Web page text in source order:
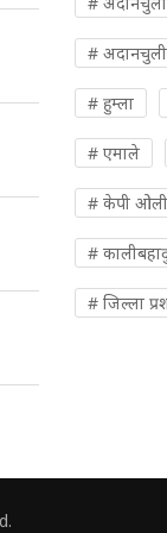
# अदानचुली
# हुम्ला
# एमाले
# केपी ओली
#
# जिल्ला